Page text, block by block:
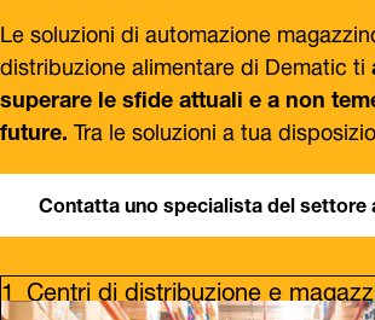
Le soluzioni di automazione
distribuzione alimentare di Dematic ti
superare le sfide attuali e a non
future.Tra le soluzioni a tua
Contatta uno specialista del settore
Centri di distribuzione e